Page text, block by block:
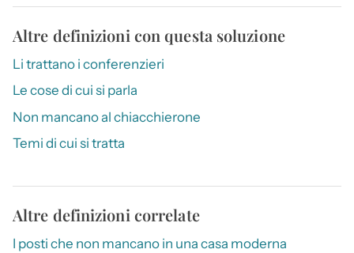
Altre definizioni con questa soluzione
Li trattano i conferenzieri
Le cose di cui si parla
Non mancano al chiacchierone
Temi di cui si tratta
Altre definizioni correlate
I posti che non mancano in una casa moderna